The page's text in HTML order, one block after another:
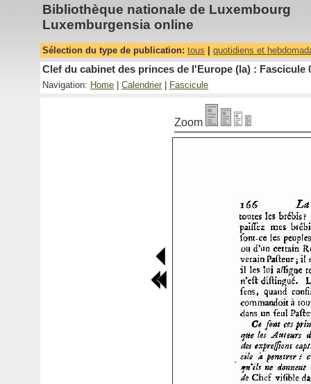
Bibliothèque nationale de Luxembourg
Luxemburgensia online
Sélection du type de publication: tous quotidiens et
Clef du cabinet des princes de l'Europe (la) : Fascicule
Navigation: Home Calendrier Fascicule
Zoom